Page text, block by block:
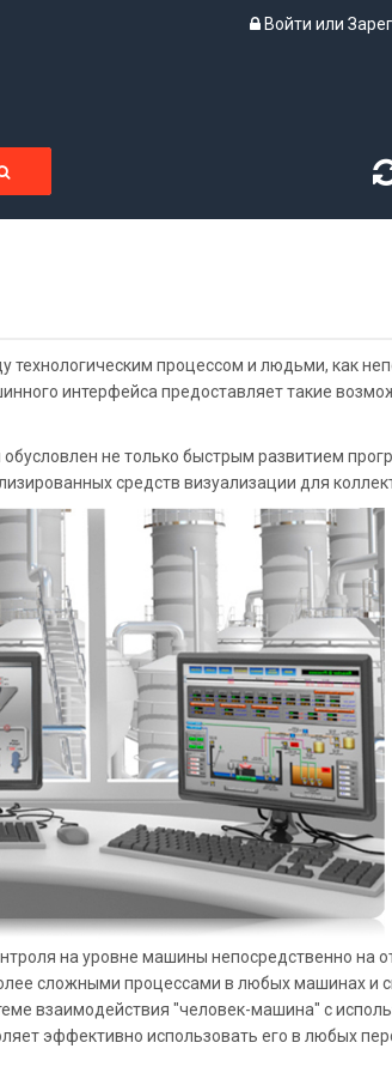
Войти или
процессом и людьми, как
интерфейса предоставляет такие
не только быстрым развитием
средств визуализации для
на уровне машины непосредственно на
сложными процессами в любых машинах и
взаимодействия "человек-машина" с
эффективно использовать его в любых